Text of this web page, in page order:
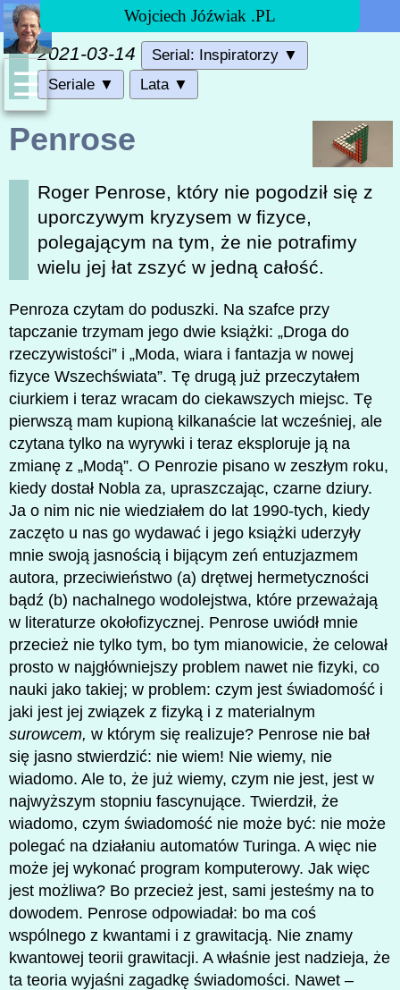
Wojciech Jóźwiak .PL
2021-03-14
Serial: Inspiratorzy ▼
Seriale ▼
Lata ▼
Penrose
Roger Penrose, który nie pogodził się z
uporczywym kryzysem w fizyce,
polegającym na tym, że nie potrafimy
wielu jej łat zszyć w jedną całość.
Penroza czytam do poduszki. Na szafce przy
tapczanie trzymam jego dwie książki: „Droga do
rzeczywistości” i „Moda, wiara i fantazja w nowej
fizyce Wszechświata”. Tę drugą już przeczytałem
ciurkiem i teraz wracam do ciekawszych miejsc. Tę
pierwszą mam kupioną kilkanaście lat wcześniej, ale
czytana tylko na wyrywki i teraz eksploruje ją na
zmianę z „Modą”. O Penrozie pisano w zeszłym roku,
kiedy dostał Nobla za, upraszczając, czarne dziury.
Ja o nim nic nie wiedziałem do lat 1990-tych, kiedy
zaczęto u nas go wydawać i jego książki uderzyły
mnie swoją jasnością i bijącym zeń entuzjazmem
autora, przeciwieństwo (a) drętwej hermetyczności
bądź (b) nachalnego wodolejstwa, które przeważają
w literaturze okołofizycznej. Penrose uwiódł mnie
przecież nie tylko tym, bo tym mianowicie, że celował
prosto w najgłówniejszy problem nawet nie fizyki, co
nauki jako takiej; w problem: czym jest świadomość i
jaki jest jej związek z fizyką i z materialnym
surowcem, w którym się realizuje? Penrose nie bał
się jasno stwierdzić: nie wiem! Nie wiemy, nie
wiadomo. Ale to, że już wiemy, czym nie jest, jest w
najwyższym stopniu fascynujące. Twierdził, że
wiadomo, czym świadomość nie może być: nie może
polegać na działaniu automatów Turinga. A więc nie
może jej wykonać program komputerowy. Jak więc
jest możliwa? Bo przecież jest, sami jesteśmy na to
dowodem. Penrose odpowiadał: bo ma coś
wspólnego z kwantami i z grawitacją. Nie znamy
kwantowej teorii grawitacji. A właśnie jest nadzieja, że
ta teoria wyjaśni zagadkę świadomości. Nawet –
☰